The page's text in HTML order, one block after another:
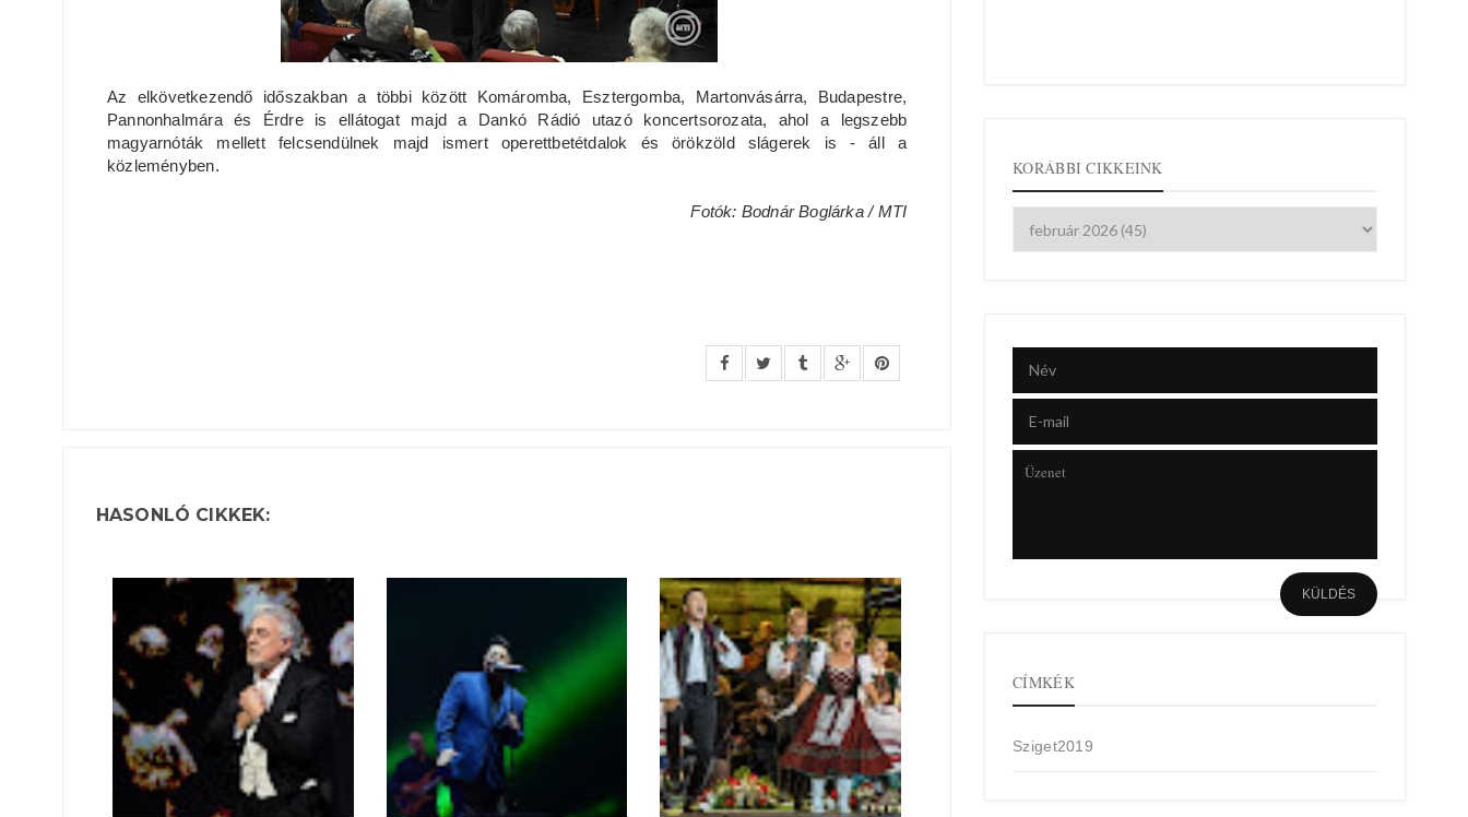
Az elkövetkezendő időszakban a többi között Komáromba, Esztergomba, Martonvásárra, Budapestre,
Pannonhalmára és Érdre is ellátogat majd a Dankó Rádió utazó koncertsorozata, ahol a legszebb
magyarnóták mellett felcsendülnek majd ismert operettbetétdalok és örökzöld slágerek is - áll a
közleményben.
Fotók: Bodnár Boglárka / MTI
HASONLÓ CIKKEK:
KORÁBBI CIKKEINK
CÍMKÉK
Sziget2019